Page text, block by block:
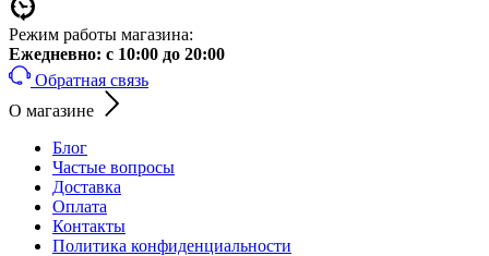
Режим работы магазина:
Ежедневно: с 10:00 до 20:00
Обратная связь
О магазине
Блог
Частые вопросы
Доставка
Оплата
Контакты
Политика конфиденциальности